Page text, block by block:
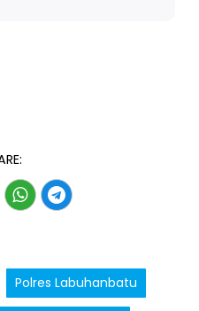
Polres Labuhanbatu